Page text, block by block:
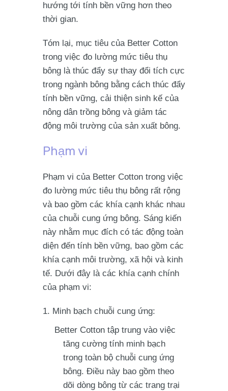
hướng tới tính bền vững hơn theo
thời gian.
Tóm lại, mục tiêu của Better Cotton
trong việc đo lường mức tiêu thụ
bông là thúc đẩy sự thay đổi tích cực
trong ngành bông bằng cách thúc đẩy
tính bền vững, cải thiện sinh kế của
nông dân trồng bông và giảm tác
động môi trường của sản xuất bông.
Phạm vi
Phạm vi của Better Cotton trong việc
đo lường mức tiêu thụ bông rất rộng
và bao gồm các khía cạnh khác nhau
của chuỗi cung ứng bông. Sáng kiến
này nhằm mục đích có tác động toàn
diện đến tính bền vững, bao gồm các
khía cạnh môi trường, xã hội và kinh
tế. Dưới đây là các khía cạnh chính
của phạm vi:
Minh bạch chuỗi cung ứng:
Better Cotton tập trung vào việc
tăng cường tính minh bạch
trong toàn bộ chuỗi cung ứng
bông. Điều này bao gồm theo
dõi dòng bông từ các trang trại